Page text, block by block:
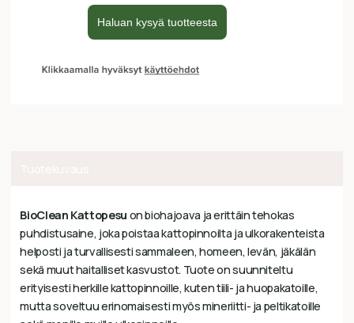
BioClean Kattopesu on biohajoava ja erittäin tehokas
puhdistusaine, joka poistaa kattopinnoilta ja ulkorakenteista
helposti ja turvallisesti sammaleen, homeen, levän, jäkälän
sekä muut haitalliset kasvustot. Tuote on suunniteltu
erityisesti herkille kattopinnoille, kuten tiili- ja huopakatoille,
mutta soveltuu erinomaisesti myös mineriitti- ja peltikatoille